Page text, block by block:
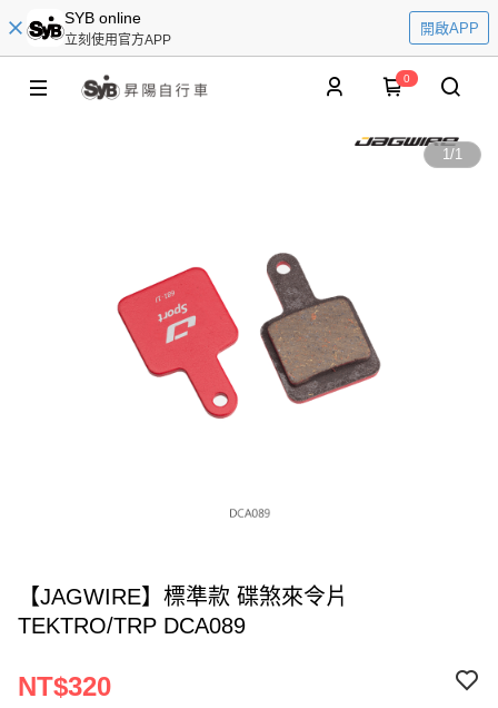
SYB online
立刻使用官方APP
開啟APP
0
1/1
【JAGWIRE】標準款 碟煞來令片
TEKTRO/TRP DCA089
NT$320